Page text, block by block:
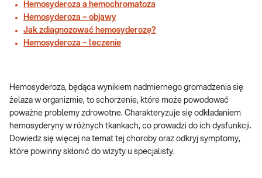
Hemosyderoza a hemochromatoza
Hemosyderoza – objawy
Jak zdiagnozować hemosyderozę?
Hemosyderoza – leczenie
Hemosyderoza, będąca wynikiem nadmiernego gromadzenia się
żelaza w organizmie, to schorzenie, które może powodować
poważne problemy zdrowotne. Charakteryzuje się odkładaniem
hemosyderyny w różnych tkankach, co prowadzi do ich dysfunkcji.
Dowiedz się więcej na temat tej choroby oraz odkryj symptomy,
które powinny skłonić do wizyty u specjalisty.